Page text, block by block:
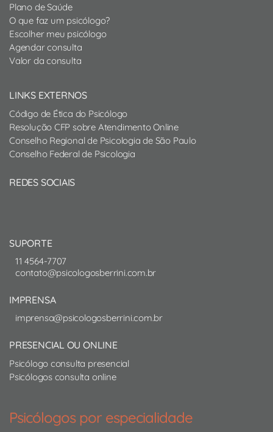
Plano de Saúde
O que faz um psicólogo?
Escolher meu psicólogo
Agendar consulta
Valor da consulta
LINKS EXTERNOS
Código de Ética do Psicólogo
Resolução CFP sobre Atendimento Online
Conselho Regional de Psicologia de São Paulo
Conselho Federal de Psicologia
REDES SOCIAIS
SUPORTE
11 4564-7707
contato@psicologosberrini.com.br
IMPRENSA
imprensa@psicologosberrini.com.br
PRESENCIAL OU ONLINE
Psicólogo consulta presencial
Psicólogos consulta online
Psicólogos por especialidade